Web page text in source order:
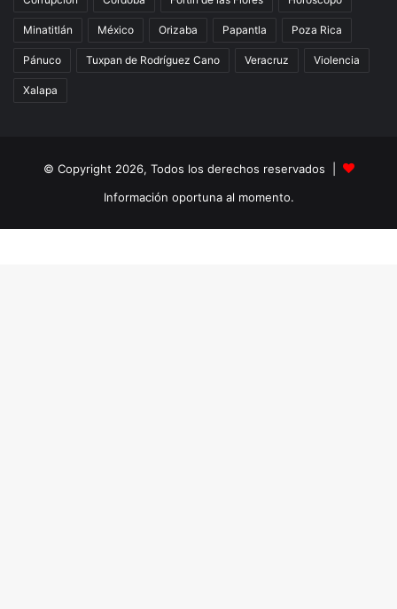
Minatitlán México Orizaba Papantla Poza Rica
Pánuco Tuxpan de Rodríguez Cano Veracruz Violencia
Xalapa
© Copyright 2026, Todos los derechos reservados |
Información oportuna al momento.